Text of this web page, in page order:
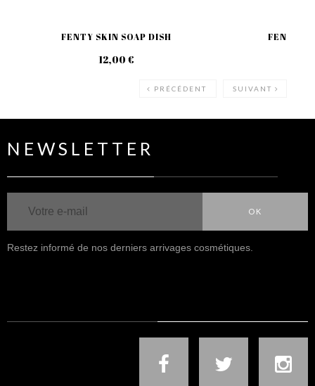
FENTY SKIN SOAP DISH
12,00 €
FENTY
PRÉCÉDENT SUIVANT
NEWSLETTER
OK
Restez informé de nos derniers arrivages cosmétiques.